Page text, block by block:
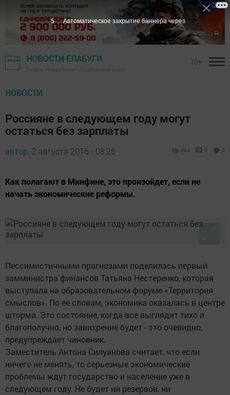
НОВОСТИ ЕЛАБУГИ
НОВОСТИ
Россияне в следующем году могут
остаться без зарплаты
автор, 2 августа 2016 - 08:26 844 0 0
Как полагают в Минфине, это произойдет, если не
начать экономические реформы.
Пессимистичными прогнозами поделилась первый
замминистра финансов Татьяна Нестеренко, которая
выступала на образовательном форуме «Территория
смыслов». По ее словам, экономика оказалась в центре
шторма. Это состояние, когда все выглядит тихо и
благополучно, но завихрение будет - это очевидно,
предупреждает чиновник.
Заместитель Антона Силуанова считает, что если
ничего не менять, то серьезные экономические
проблемы ждут государство и население уже в
следующем году. Не будет ни резервов, ни
4 Автоматическое закрытие баннера через